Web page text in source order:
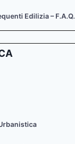
Edilizia – F.A.Q.